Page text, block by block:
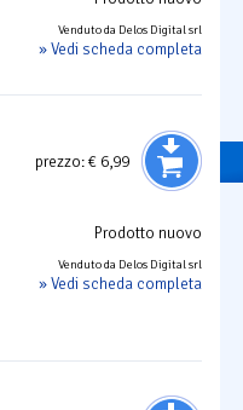
Venduto da Delos Digital srl
» Vedi scheda completa
prezzo:€ 6,99
Prodotto nuovo
Venduto da Delos Digital srl
» Vedi scheda completa